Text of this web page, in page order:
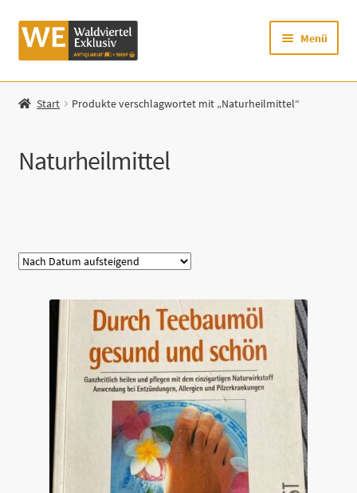
Zur
Navigation
Zum
Inhalt
Menü
Startseite
Mein Konto
Zur Waldviertel Exklusiv-Website
Start Produkte verschlagwortet mit „Naturheilmittel“
Naturheilmittel